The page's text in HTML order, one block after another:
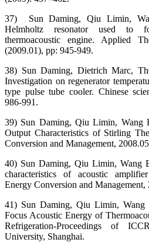
37) Sun Daming, Qiu Limin,
Helmholtz resonator used to
thermoacoustic engine. Applied
(2009.01), pp: 945-949.
38) Sun Daming, Dietrich Marc,
Investigation on regenerator
type pulse tube cooler. Chinese
986-991.
39) Sun Daming, Qiu Limin, Wang
Output Characteristics of Stirling
Conversion and Management,
40) Sun Daming, Qiu Limin, Wang
characteristics of acoustic
Energy Conversion and
41) Sun Daming, Qiu Limin,
Focus Acoustic Energy of
Refrigeration-Proceedings of
University, Shanghai.